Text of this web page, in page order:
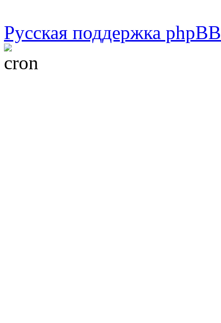
Русская поддержка phpBB